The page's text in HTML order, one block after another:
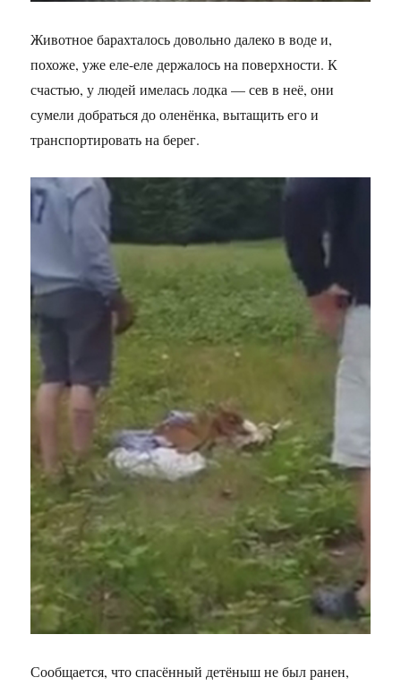
Животное барахталось довольно далеко в воде и,
похоже, уже еле-еле держалось на поверхности. К
счастью, у людей имелась лодка — сев в неё, они
сумели добраться до оленёнка, вытащить его и
транспортировать на берег.
Сообщается, что спасённый детёныш не был ранен,